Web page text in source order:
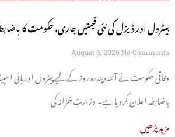
پیٹرول اور ڈیزل کی نئی قیمتیں جاری، حکومت کا
August 6, 2026 No Comments
وفاقی حکومت نے آئندہ پندرہ روز کے لیے پیٹرول اور ہائی
باضابطہ اعلان کر دیا ہے۔ وزارتِ خزانہ کی
مزید پڑھیں